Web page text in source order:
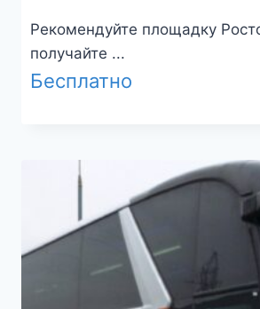
Рекомендуйте площадку
получайте ...
Бесплатно